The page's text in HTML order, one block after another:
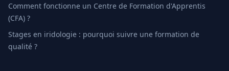
Comment fonctionne un Centre de Formation d'Apprentis
(CFA) ?
Stages en iridologie : pourquoi suivre une formation de
qualité ?